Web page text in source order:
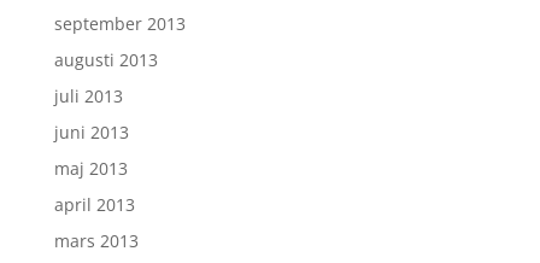
september 2013
augusti 2013
juli 2013
juni 2013
maj 2013
april 2013
mars 2013